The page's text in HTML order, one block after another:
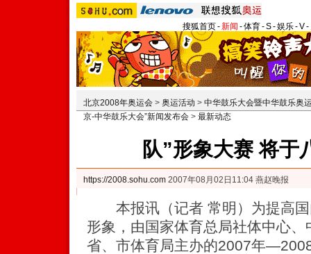
搜狐首页-新闻 -体育-S-娱乐-V-
北京2008年奥运会 > 奥运活动 > 中华鼓乐大会暨中华鼓乐奥
京-中华鼓乐大会”新闻发布会 > 最新动态
队”形象大赛 将于
https://2008.sohu.com 2007年08月02日11:04 燕赵晚报
本报讯（记者 常明）为提高国
形象，由国家体育总局社体中心
省、市体育局主办的2007年